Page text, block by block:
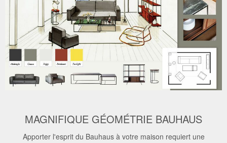
MAGNIFIQUE GÉOMÉTRIE BAUHAUS
Apporter l'esprit du Bauhaus à votre maison requiert une